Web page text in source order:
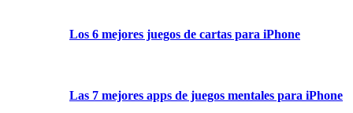
Los 6 mejores juegos de cartas para iPhone
Las 7 mejores apps de juegos mentales para iPhone